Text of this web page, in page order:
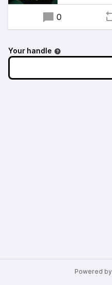
0
Your handle
Powered by